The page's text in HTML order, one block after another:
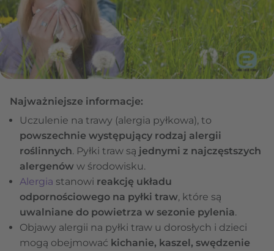
Najważniejsze informacje:
Uczulenie na trawy (alergia pyłkowa), to
powszechnie występujący rodzaj alergii
roślinnych. Pyłki traw są jednymi z najczęstszych
alergenów w środowisku.
Alergia stanowi reakcję układu
odpornościowego na pyłki traw, które są
uwalniane do powietrza w sezonie pylenia.
Objawy alergii na pyłki traw u dorosłych i dzieci
mogą obejmować kichanie, kaszel, swędzenie